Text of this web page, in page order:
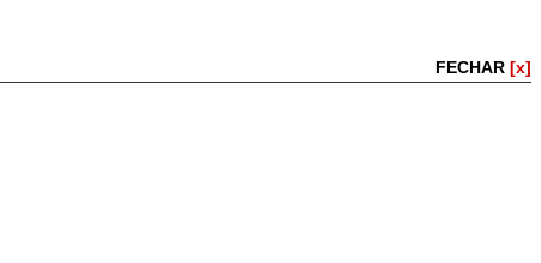
FECHAR [x]